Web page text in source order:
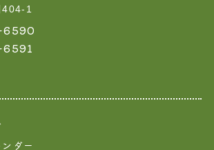
404-1
ダー